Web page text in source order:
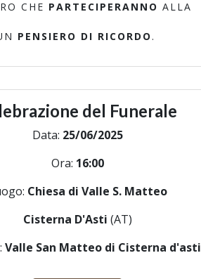
CHE PARTECIPERANNO ALLA
PENSIERO DI RICORDO .
del Funerale
Data: 25/06/2025
Ora: 16:00
Chiesa di Valle S. Matteo
Cisterna D'Asti (AT)
Valle San Matteo di Cisterna d'asti